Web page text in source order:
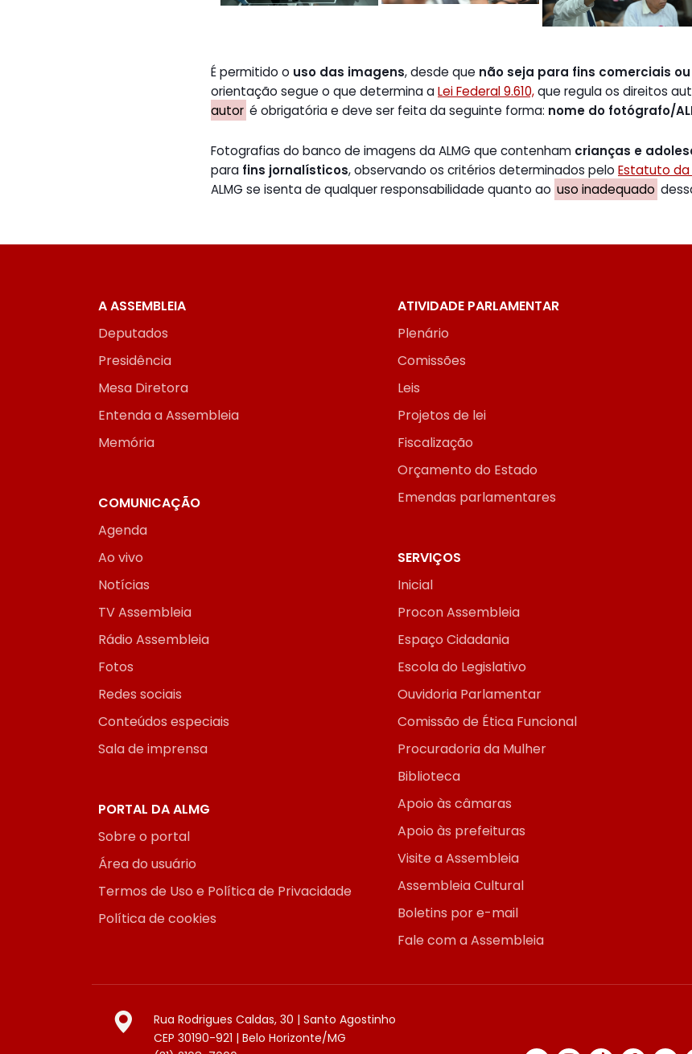
É permitido o uso das imagens, desde que não seja para fins comerciais
orientação segue o que determina aLei Federal 9.610,que regula os direitos
autor é obrigatória e deve ser feita da seguinte forma: nome do fotógrafo/
Fotografias do banco de imagens da ALMG que contenham crianças e
para fins jornalísticos, observando os critérios determinados pelo Estatuto
ALMG se isenta de qualquer responsabilidade quanto ao uso inadequado
A ASSEMBLEIA
Deputados
Presidência
Mesa Diretora
Entenda a Assembleia
Memória
ATIVIDADE PARLAMENTAR
Plenário
Comissões
Leis
Projetos de lei
Fiscalização
Orçamento do Estado
Emendas parlamentares
COMUNICAÇÃO
Agenda
Ao vivo
Notícias
TV Assembleia
Rádio Assembleia
Fotos
Redes sociais
Conteúdos especiais
Sala de imprensa
SERVIÇOS
Inicial
Procon Assembleia
Espaço Cidadania
Escola do Legislativo
Ouvidoria Parlamentar
Comissão de Ética Funcional
Procuradoria da Mulher
Biblioteca
Apoio às câmaras
Apoio às prefeituras
Visite a Assembleia
Assembleia Cultural
Boletins por e-mail
Fale com a Assembleia
PORTAL DA ALMG
Sobre o portal
Área do usuário
Termos de Uso e Política de Privacidade
Política de cookies
Rua Rodrigues Caldas, 30 | Santo Agostinho
CEP 30190-921 | Belo Horizonte/MG